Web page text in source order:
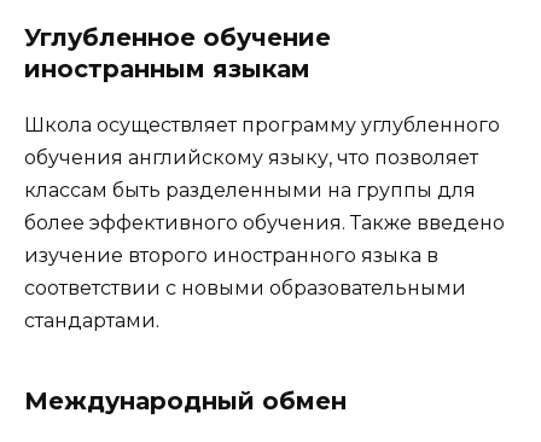
Углубленное обучение
иностранным языкам
Школа осуществляет программу углубленного
обучения английскому языку, что позволяет
классам быть разделенными на группы для
более эффективного обучения. Также введено
изучение второго иностранного языка в
соответствии с новыми образовательными
стандартами.
Международный обмен